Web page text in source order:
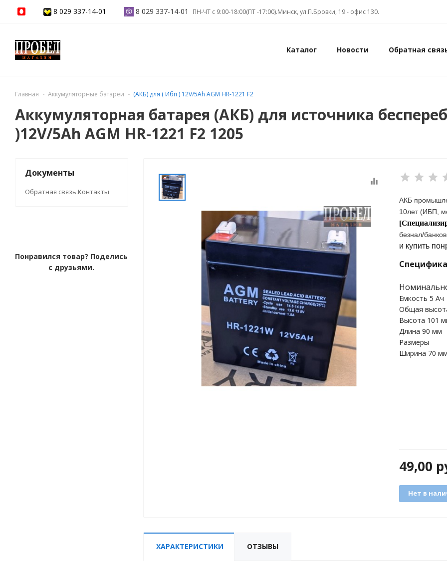
8 029 337-14-01 8 029 337-14-01 ПН-ЧТ с 9:00-18:00(ПТ -17:00).Минск, ул.П.Бровки, 19 - офис 130.
Каталог Новости Обратная
Главная Аккумуляторные батареи (АКБ) для ( Ибп ) 12V/5Ah AGM HR-1221 F2
Аккумуляторная батарея (АКБ) для источника
)12V/5Ah AGM HR-1221 F2 1205
Документы
Обратная связь.Контакты
Понравился товар? Поделись
с друзьями.
equalizer
АКБ
10лет (ИБП,
[С
безнал/
и купить
Емкость 5 Ач
Общая
Высота 101
Длина 90 мм
Размеры
Ширина 70 мм
49,00
Нет в
ХАРАКТЕРИСТИКИ ОТЗЫВЫ